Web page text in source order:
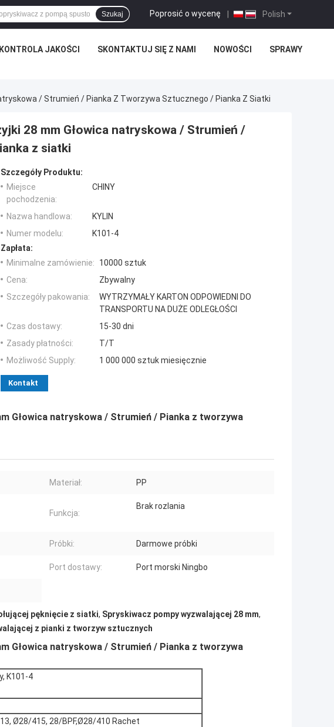
Polish
Poprosić o wycenę |
Szukaj
KONTROLA JAKOŚCI SKONTAKTUJ SIĘ Z NAMI NOWOŚCI SPRAWY
/ Strumień / Pianka Z Tworzywa Sztucznego / Pianka Z Siatki
28 mm Głowica natryskowa / Strumień /
z siatki
Szczegóły Produktu:
Miejsce
pochodzenia:
CHINY
Nazwa handlowa:
KYLIN
Numer modelu:
K101-4
Zapłata:
Minimalne zamówienie:
10000 sztuk
Cena:
Zbywalny
Szczegóły pakowania:
WYTRZYMAŁY KARTON ODPOWIEDNI DO
TRANSPORTU NA DUŻE ODLEGŁOŚCI
Czas dostawy:
15-30 dni
Zasady płatności:
T/T
Możliwość Supply:
1 000 000 sztuk miesięcznie
Kontakt
Głowica natryskowa / Strumień / Pianka z tworzywa
Materiał: PP
Funkcja:
Brak rozlania
Próbki: Darmowe próbki
Port dostawy: Port morski Ningbo
pęknięcie z siatki, Spryskiwacz pompy wyzwalającej 28 mm,
z pianki z tworzyw sztucznych
Głowica natryskowa / Strumień / Pianka z tworzywa
K101-4
Ø28/415, 28/BPF,Ø28/410 Rachet